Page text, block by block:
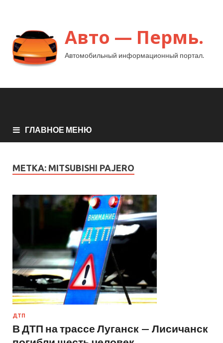
Авто — Пермь.
Автомобильный информационный портал.
ГЛАВНОЕ МЕНЮ
МЕТКА: MITSUBISHI PAJERO
ДТП
В ДТП на трассе Луганск — Лисичанск